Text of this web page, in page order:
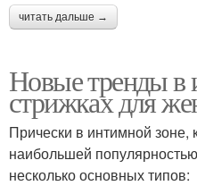
читать дальше →
Новые тренды
стрижках для
Прически в интимной зоне,
наибольшей
несколько основных типов: